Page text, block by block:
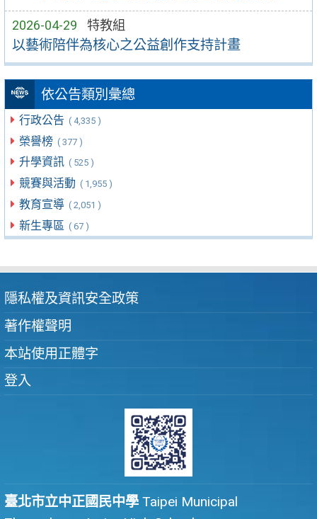
2026-04-29 特教組
以藝術陪伴為核心之公益創作支持計畫
依公告類別彙總
行政公告 ( 4,335 )
榮譽榜 ( 377 )
升學資訊 ( 525 )
競賽與活動 ( 1,955 )
教育宣導 ( 2,051 )
新生專區 ( 67 )
隱私權及資訊安全政策
著作權聲明
本站使用正體字
登入
臺北市立中正國民中學 Taipei Municipal